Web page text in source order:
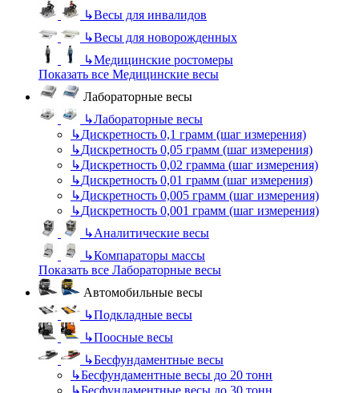
↳Весы для инвалидов
↳Весы для новорожденных
↳Медицинские ростомеры
Показать все Медицинские весы
Лабораторные весы
↳Лабораторные весы
↳Дискретность 0,1 грамм (шаг измерения)
↳Дискретность 0,05 грамм (шаг измерения)
↳Дискретность 0,02 грамма (шаг измерения)
↳Дискретность 0,01 грамм (шаг измерения)
↳Дискретность 0,005 грамм (шаг измерения)
↳Дискретность 0,001 грамм (шаг измерения)
↳Аналитические весы
↳Компараторы массы
Показать все Лабораторные весы
Автомобильные весы
↳Подкладные весы
↳Поосные весы
↳Бесфундаментные весы
↳Бесфундаментные весы до 20 тонн
↳Бесфундаментные весы до 30 тонн